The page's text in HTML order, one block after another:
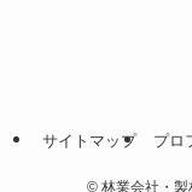
サイトマップ プロ
© 林業会社・